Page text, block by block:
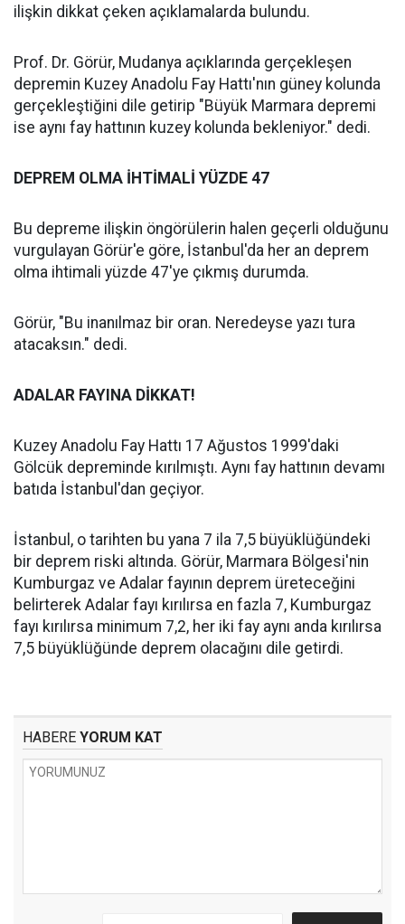
ilişkin dikkat çeken açıklamalarda bulundu.
Prof. Dr. Görür, Mudanya açıklarında gerçekleşen
depremin Kuzey Anadolu Fay Hattı'nın güney kolunda
gerçekleştiğini dile getirip "Büyük Marmara depremi
ise aynı fay hattının kuzey kolunda bekleniyor." dedi.
DEPREM OLMA İHTİMALİ YÜZDE 47
Bu depreme ilişkin öngörülerin halen geçerli olduğunu
vurgulayan Görür'e göre, İstanbul'da her an deprem
olma ihtimali yüzde 47'ye çıkmış durumda.
Görür, "Bu inanılmaz bir oran. Neredeyse yazı tura
atacaksın." dedi.
ADALAR FAYINA DİKKAT!
Kuzey Anadolu Fay Hattı 17 Ağustos 1999'daki
Gölcük depreminde kırılmıştı. Aynı fay hattının devamı
batıda İstanbul'dan geçiyor.
İstanbul, o tarihten bu yana 7 ila 7,5 büyüklüğündeki
bir deprem riski altında. Görür, Marmara Bölgesi'nin
Kumburgaz ve Adalar fayının deprem üreteceğini
belirterek Adalar fayı kırılırsa en fazla 7, Kumburgaz
fayı kırılırsa minimum 7,2, her iki fay aynı anda kırılırsa
7,5 büyüklüğünde deprem olacağını dile getirdi.
HABERE YORUM KAT